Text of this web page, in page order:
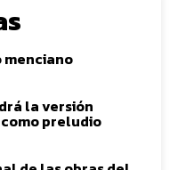
menciano
la versión
preludio